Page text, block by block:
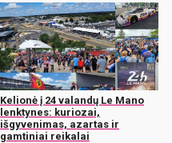
Kelionė į 24 valandų Le Mano
lenktynes: kuriozai,
išgyvenimas, azartas ir
gamtiniai reikalai